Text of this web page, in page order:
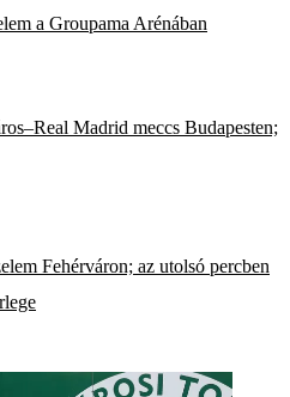
a Groupama Arénában
Madrid meccs Budapesten;
Fehérváron; az utolsó percben